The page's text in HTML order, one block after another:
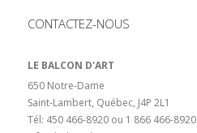
CONTACTEZ-NOUS
LE BALCON D'ART
650 Notre-Dame
Saint-Lambert, Québec, J4P 2L1
Tél: 450 466-8920 ou 1 866 466-8920